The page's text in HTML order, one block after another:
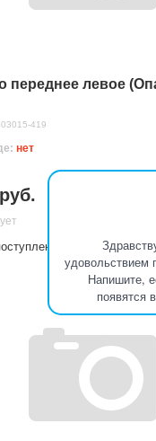
Напишите,
появятся
переднее левое
419
нет